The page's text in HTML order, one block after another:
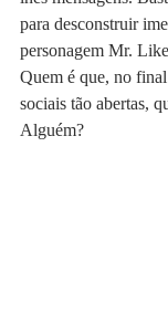
para desconstruir
personagem Mr.
Quem é que, no
sociais tão abertas,
Alguém?